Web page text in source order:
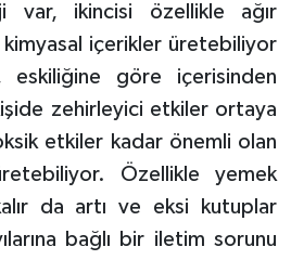
ikincisi özellikle ağır
içerikler üretebiliyor
eskiliğine göre içerisinden
zehirleyici etkiler ortaya
etkiler kadar önemli olan
Özellikle yemek
da artı ve eksi kutuplar
bağlı bir iletim sorunu